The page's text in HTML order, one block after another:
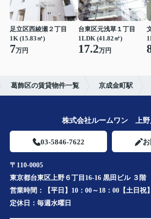
足立区西綾瀬２丁目
1K (15.83㎡)
7万円
台東区元浅草１丁目
1LDK (41.82㎡)
17.2万円
葛飾区の賃貸物件一覧 京成金町駅
株式会社ルームワン 上野
03-5846-7622
〒110-0005
東京都台東区上野６丁目16-16 黒田ビル ３階
営業時間：
【平日】10：00～18：00【土日祝
定休日： 毎週水曜日